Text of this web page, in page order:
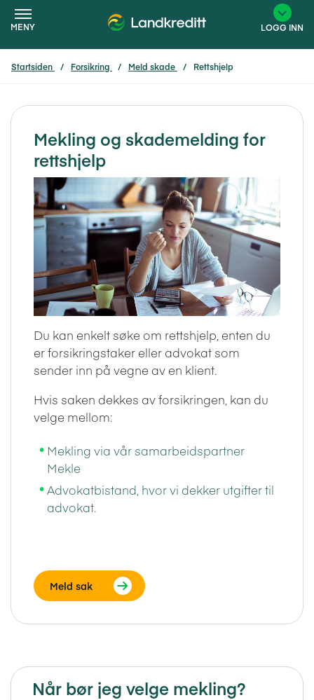
MENY LOGG INN
×
Startsiden Forsikring Meld skade Rettshjelp
Mekling og skademelding for
rettshjelp
Du kan enkelt søke om rettshjelp, enten du
er forsikringstaker eller advokat som
sender inn på vegne av en klient.
Hvis saken dekkes av forsikringen, kan du
velge mellom:
Mekling via vår samarbeidspartner
Mekle
Advokatbistand, hvor vi dekker utgifter til
advokat.
Meld sak
Når bør jeg velge mekling?